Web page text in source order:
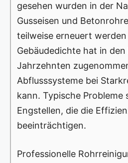
gesehen wurden in der
Gusseisen und
teilweise erneuert werden
Gebäudedichte hat in
Jahrzehnten
Abflusssysteme bei
kann. Typische Probleme
Engstellen, die die
beeinträchtigen.
Professionelle